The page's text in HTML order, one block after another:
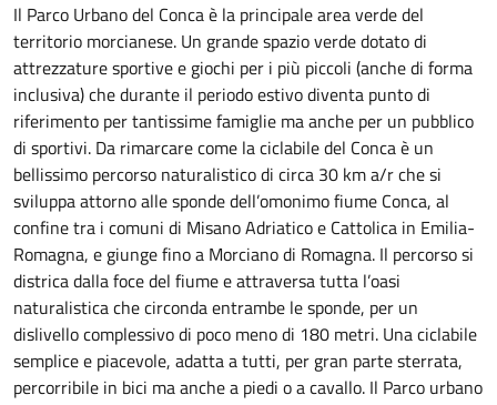
Il Parco Urbano del Conca è la principale area verde del
territorio morcianese. Un grande spazio verde dotato di
attrezzature sportive e giochi per i più piccoli (anche di forma
inclusiva) che durante il periodo estivo diventa punto di
riferimento per tantissime famiglie ma anche per un pubblico
di sportivi. Da rimarcare come la ciclabile del Conca è un
bellissimo percorso naturalistico di circa 30 km a/r che si
sviluppa attorno alle sponde dell’omonimo fiume Conca, al
confine tra i comuni di Misano Adriatico e Cattolica in Emilia-
Romagna, e giunge fino a Morciano di Romagna. Il percorso si
districa dalla foce del fiume e attraversa tutta l’oasi
naturalistica che circonda entrambe le sponde, per un
dislivello complessivo di poco meno di 180 metri. Una ciclabile
semplice e piacevole, adatta a tutti, per gran parte sterrata,
percorribile in bici ma anche a piedi o a cavallo. Il Parco urbano